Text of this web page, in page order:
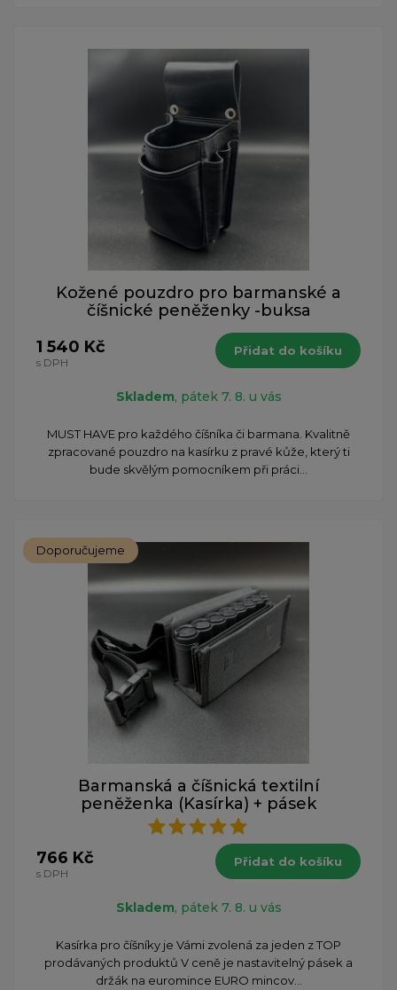
Kožené pouzdro pro barmanské a
číšnické peněženky -buksa
1 540 Kč
s DPH
Přidat do košíku
Skladem, pátek 7. 8. u vás
MUST HAVE pro každého číšníka či barmana. Kvalitně
zpracované pouzdro na kasírku z pravé kůže, který ti
bude skvělým pomocníkem při práci...
Doporučujeme
Barmanská a číšnická textilní
peněženka (Kasírka) + pásek
766 Kč
s DPH
Přidat do košíku
Skladem, pátek 7. 8. u vás
Kasírka pro číšníky je Vámi zvolená za jeden z TOP
prodávaných produktů V ceně je nastavitelný pásek a
držák na euromince EURO mincov...